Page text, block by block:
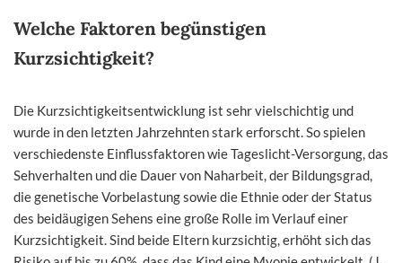
Welche Faktoren begünstigen
Kurzsichtigkeit?
Die Kurzsichtigkeitsentwicklung ist sehr vielschichtig und
wurde in den letzten Jahrzehnten stark erforscht. So spielen
verschiedenste Einflussfaktoren wie Tageslicht-Versorgung, das
Sehverhalten und die Dauer von Naharbeit, der Bildungsgrad,
die genetische Vorbelastung sowie die Ethnie oder der Status
des beidäugigen Sehens eine große Rolle im Verlauf einer
Kurzsichtigkeit. Sind beide Eltern kurzsichtig, erhöht sich das